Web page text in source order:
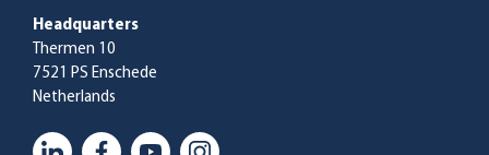
Headquarters
Thermen 10
7521 PS Enschede
Netherlands